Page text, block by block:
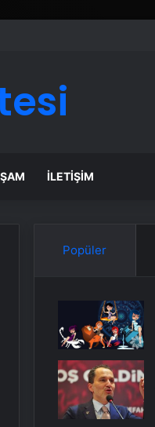
İLETIŞIM
Popüler